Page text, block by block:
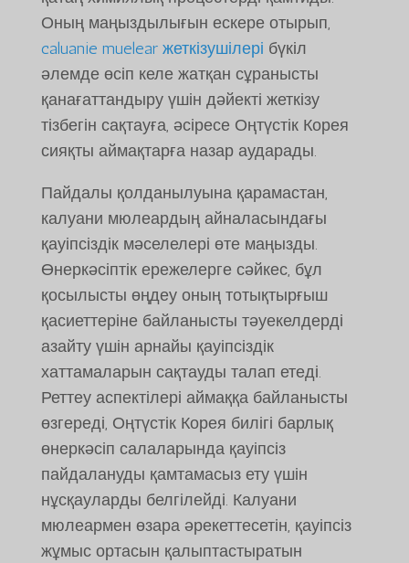
Оның маңыздылығын ескере отырып,
caluanie muelear жеткізушілері бүкіл
әлемде өсіп келе жатқан сұранысты
қанағаттандыру үшін дәйекті жеткізу
тізбегін сақтауға, әсіресе Оңтүстік Корея
сияқты аймақтарға назар аударады.
Пайдалы қолданылуына қарамастан,
калуани мюлеардың айналасындағы
қауіпсіздік мәселелері өте маңызды.
Өнеркәсіптік ережелерге сәйкес, бұл
қосылысты өңдеу оның тотықтырғыш
қасиеттеріне байланысты тәуекелдерді
азайту үшін арнайы қауіпсіздік
хаттамаларын сақтауды талап етеді.
Реттеу аспектілері аймаққа байланысты
өзгереді, Оңтүстік Корея билігі барлық
өнеркәсіп салаларында қауіпсіз
пайдалануды қамтамасыз ету үшін
нұсқауларды белгілейді. Калуани
мюлеармен өзара әрекеттесетін, қауіпсіз
жұмыс ортасын қалыптастыратын